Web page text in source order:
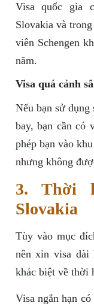
Visa quốc gia
Slovakia và
viên Schengen
năm.
Visa quá cảnh
Nếu bạn sử
bay, bạn cần có
phép bạn vào
nhưng không
3. Thời
Slovakia
Tùy vào mục
nên xin visa dài
khác biệt về thời
Visa ngắn hạn